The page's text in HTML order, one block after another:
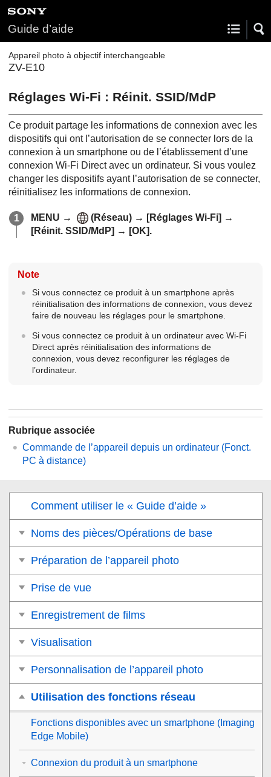
Guide d’aide
Appareil photo à objectif interchangeable
ZV-E10
Réglages Wi-Fi : Réinit. SSID/MdP
Ce produit partage les informations de connexion avec les
dispositifs qui ont l’autorisation de se connecter lors de la
connexion à un smartphone ou de l’établissement d’une
connexion Wi-Fi Direct avec un ordinateur. Si vous voulez
changer les dispositifs ayant l’autorisation de se connecter,
réinitialisez les informations de connexion.
MENU → (Réseau) → [Réglages Wi-Fi] →
[Réinit. SSID/MdP] → [OK].
Note
Si vous connectez ce produit à un smartphone après
réinitialisation des informations de connexion, vous devez
faire de nouveau les réglages pour le smartphone.
Si vous connectez ce produit à un ordinateur avec Wi-Fi
Direct après réinitialisation des informations de
connexion, vous devez reconfigurer les réglages de
l’ordinateur.
Rubrique associée
Commande de l’appareil depuis un ordinateur (Fonct.
PC à distance)
Comment utiliser le « Guide d’aide »
Noms des pièces/Opérations de base
Préparation de l’appareil photo
Prise de vue
Enregistrement de films
Visualisation
Personnalisation de l’appareil photo
Utilisation des fonctions réseau
Fonctions disponibles avec un smartphone (Imaging
Edge Mobile)
Connexion du produit à un smartphone